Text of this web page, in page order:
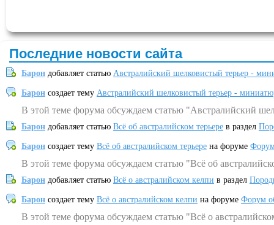
Последние новости сайта
Барон добавляет статью Австралийский шелковистый терьер -
Барон создает тему Австралийский шелковистый терьер -
В этой теме форума обсуждаем статью "Австралийский
Барон добавляет статью Всё об австралийском терьере в раздел
Барон создает тему Всё об австралийском терьере на форуме
В этой теме форума обсуждаем статью "Всё об
Барон добавляет статью Всё о австралийском келпи в раздел
Барон создает тему Всё о австралийском келпи на форуме Форум
В этой теме форума обсуждаем статью "Всё о